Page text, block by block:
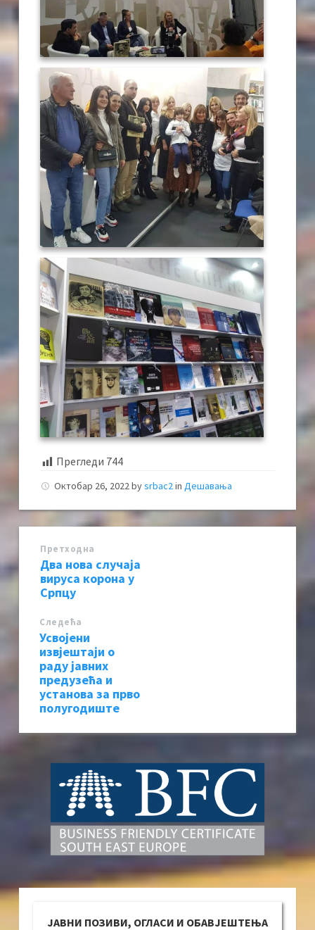
Прегледи 744
Октобар 26, 2022 bysrbac2 in Дешавања
Претходна
Два нова случаја
вируса корона у
Српцу
Следећa
Усвојени
извјештаји о
раду јавних
предузећа и
установа за прво
полугодиште
ЈАВНИ ПОЗИВИ, ОГЛАСИ И ОБАВЈЕШТЕЊА